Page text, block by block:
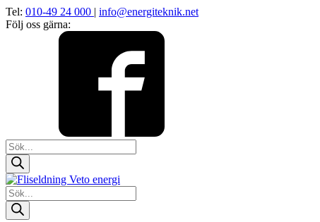
Tel: 010-49 24 000 | info@energiteknik.net
Följ oss gärna:
Products
search
Products
search